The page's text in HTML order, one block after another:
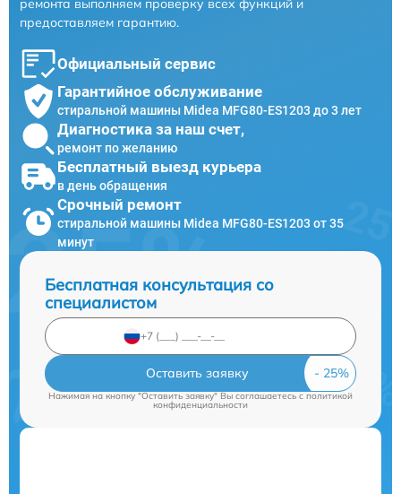
ремонта выполняем проверку всех функций и
предоставляем гарантию.
Официальный сервис
Гарантийное обслуживание
стиральной машины Midea MFG80-ES1203 до 3 лет
Диагностика за наш счет,
ремонт по желанию
Бесплатный выезд курьера
в день обращения
Срочный ремонт
стиральной машины Midea MFG80-ES1203 от 35
минут
Бесплатная консультация со
специалистом
Оставить заявку
Нажимая на кнопку "Оставить заявку" Вы соглашаетесь cполитикой
конфиденциальности